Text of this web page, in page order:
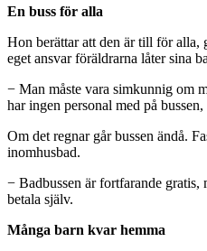
En buss för alla
Hon berättar att den är till för alla,
eget ansvar föräldrarna låter sina
− Man måste vara simkunnig om
har ingen personal med på
Om det regnar går bussen ändå.
inomhusbad.
− Badbussen är fortfarande gratis,
betala själv.
Många barn kvar hemma